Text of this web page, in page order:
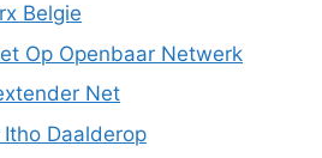
Belgie
Op Openbaar Netwerk
Net
Daalderop